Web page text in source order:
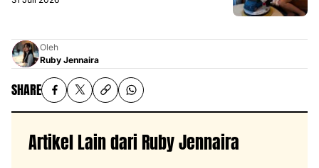
Oleh
Ruby Jennaira
SHARE
Artikel Lain dari Ruby Jennaira